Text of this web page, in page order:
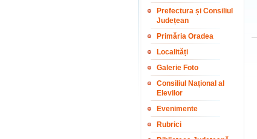
Prefectura și Consiliul
Județean
Primăria Oradea
Localități
Galerie Foto
Consiliul Național al
Elevilor
Evenimente
Rubrici